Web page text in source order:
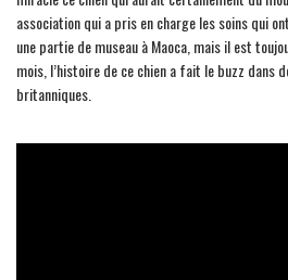
association qui a pris en charge les soins qui
une partie de museau à Maoca, mais il est
mois, l’histoire de ce chien a fait le buzz dans
britanniques.